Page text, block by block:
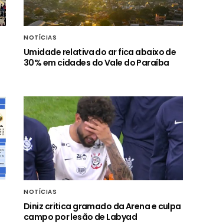
NOTÍCIAS
Umidade relativa do ar fica abaixo de
30% em cidades do Vale do Paraíba
NOTÍCIAS
Diniz critica gramado da Arena e culpa
campo por lesão de Labyad